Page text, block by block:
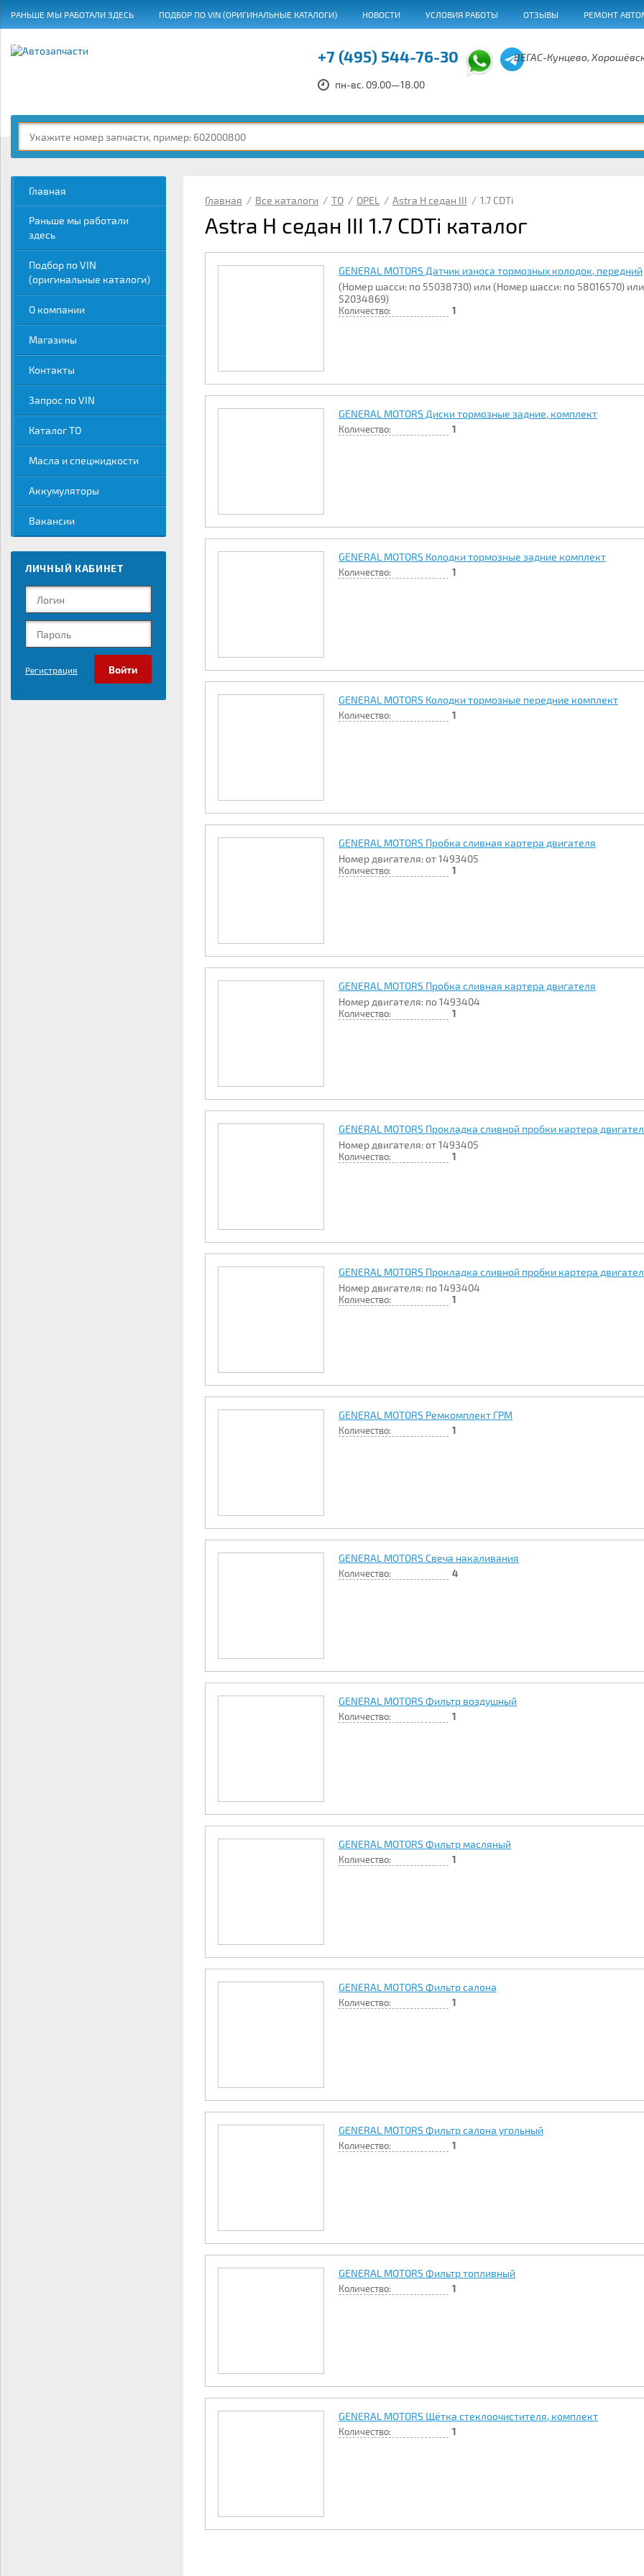
РАНЬШЕ МЫ РАБОТАЛИ ЗДЕСЬ ПОДБОР ПО VIN (ОРИГИНАЛЬНЫЕ КАТАЛОГИ) НОВОСТИ УСЛОВИЯ РАБОТЫ ОТЗЫВЫ РЕМОНТ
ГРАФИК РАБОТЫ
+7 (495) 544-76-30
пн-вс. 09.00—18.00
ВЕГАС-Кунцево,
Главная / Все каталоги / ТО / OPEL / Astra H седан III / 1.7 CDTi
Astra H седан III 1.7 CDTi каталог
GENERAL MOTORS Датчик износа тормозных колодок, передний
(Номер шасси: по 55038730) или (Номер шасси: по 58016570)
52034869)
Количество: 1
GENERAL MOTORS Диски тормозные задние, комплект
Количество: 1
GENERAL MOTORS Колодки тормозные задние комплект
Количество: 1
GENERAL MOTORS Колодки тормозные передние комплект
Количество: 1
GENERAL MOTORS Пробка сливная картера двигателя
Номер двигателя: от 1493405
Количество: 1
GENERAL MOTORS Пробка сливная картера двигателя
Номер двигателя: по 1493404
Количество: 1
GENERAL MOTORS Прокладка сливной пробки картера
Номер двигателя: от 1493405
Количество: 1
GENERAL MOTORS Прокладка сливной пробки картера
Номер двигателя: по 1493404
Количество: 1
GENERAL MOTORS Ремкомплект ГРМ
Количество: 1
GENERAL MOTORS Свеча накаливания
Количество: 4
GENERAL MOTORS Фильтр воздушный
Количество: 1
GENERAL MOTORS Фильтр масляный
Количество: 1
GENERAL MOTORS Фильтр салона
Количество: 1
GENERAL MOTORS Фильтр салона угольный
Количество: 1
GENERAL MOTORS Фильтр топливный
Количество: 1
GENERAL MOTORS Щётка стеклоочистителя, комплект
Количество: 1
Главная
Раньше мы работали
здесь
Подбор по VIN
(оригинальные каталоги)
О компании
Магазины
Контакты
Запрос по VIN
Каталог ТО
Масла и спецжидкости
Аккумуляторы
Вакансии
ЛИЧНЫЙ КАБИНЕТ
Регистрация